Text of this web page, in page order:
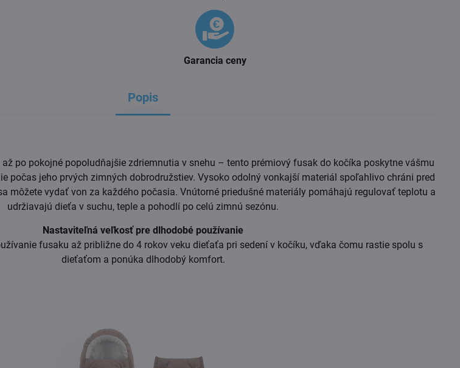
Garancia ceny
Popis
po pokojné popoludňajšie zdriemnutia v snehu – tento prémiový fusak do kočíka poskytne vášmu
počas jeho prvých zimných dobrodružstiev. Vysoko odolný vonkajší materiál spoľahlivo chráni pred
môžete vydať von za každého počasia. Vnútorné priedušné materiály pomáhajú regulovať teplotu a
udržiavajú dieťa v suchu, teple a pohodlí po celú zimnú sezónu.
Nastaviteľná veľkosť pre dlhodobé používanie
fusaku až približne do 4 rokov veku dieťaťa pri sedení v kočíku, vďaka čomu rastie spolu s
dieťaťom a ponúka dlhodobý komfort.